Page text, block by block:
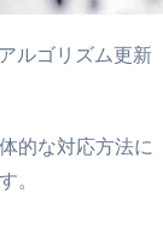
ルゴリズム更新
的な対応方法に
。